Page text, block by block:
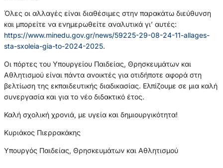
Όλες οι αλλαγές είναι διαθέσιμες στην παρακάτω διεύθυνση
και μπορείτε να ενημερωθείτε αναλυτικά γι’ αυτές:
https://www.minedu.gov.gr/news/59225-29-08-24-11-allages-
sta-sxoleia-gia-to-2024-2025.
Οι πόρτες του Υπουργείου Παιδείας, Θρησκευμάτων και
Αθλητισμού είναι πάντα ανοικτές για οτιδήποτε αφορά στη
βελτίωση της εκπαιδευτικής διαδικασίας. Ελπίζουμε σε μια καλή
συνεργασία και για το νέο διδακτικό έτος.
Καλή σχολική χρονιά, με υγεία και δημιουργικότητα!
Κυριάκος Πιερρακάκης
Υπουργός Παιδείας, Θρησκευμάτων και Αθλητισμού